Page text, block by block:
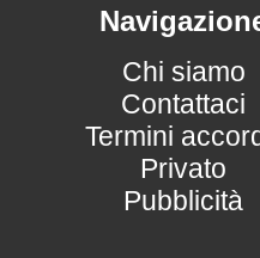
Chi siamo
Contattaci
Termini
Privato
Pubblicità